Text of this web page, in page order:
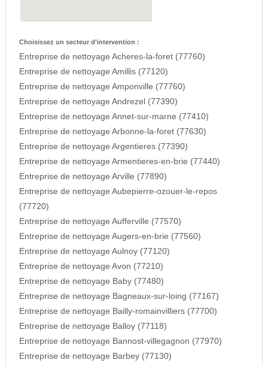
Choisissez un secteur d'intervention :
Entreprise de nettoyage Acheres-la-foret (77760)
Entreprise de nettoyage Amillis (77120)
Entreprise de nettoyage Amponville (77760)
Entreprise de nettoyage Andrezel (77390)
Entreprise de nettoyage Annet-sur-marne (77410)
Entreprise de nettoyage Arbonne-la-foret (77630)
Entreprise de nettoyage Argentieres (77390)
Entreprise de nettoyage Armentieres-en-brie (77440)
Entreprise de nettoyage Arville (77890)
Entreprise de nettoyage Aubepierre-ozouer-le-repos
(77720)
Entreprise de nettoyage Aufferville (77570)
Entreprise de nettoyage Augers-en-brie (77560)
Entreprise de nettoyage Aulnoy (77120)
Entreprise de nettoyage Avon (77210)
Entreprise de nettoyage Baby (77480)
Entreprise de nettoyage Bagneaux-sur-loing (77167)
Entreprise de nettoyage Bailly-romainvilliers (77700)
Entreprise de nettoyage Balloy (77118)
Entreprise de nettoyage Bannost-villegagnon (77970)
Entreprise de nettoyage Barbey (77130)